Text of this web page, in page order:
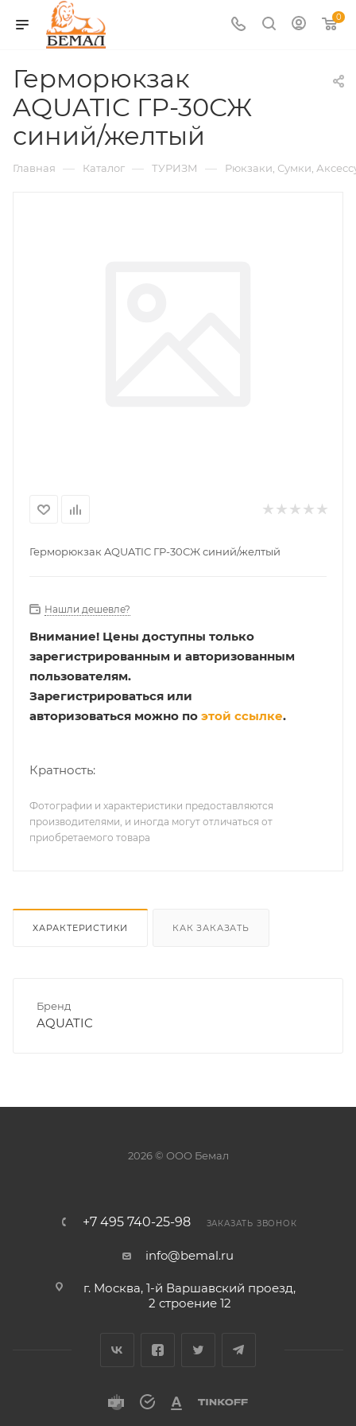
0
Герморюкзак
AQUATIC ГР-30СЖ
синий/желтый
Главная — Каталог — ТУРИЗМ — Рюкзаки, Сумки,
Герморюкзак AQUATIC ГР-30СЖ синий/желтый
Нашли дешевле?
Внимание! Цены доступны только
зарегистрированным и авторизованным
пользователям.
Зарегистрироваться или
авторизоваться можно по этой ссылке.
Кратность:
Фотографии и характеристики предоставляются
производителями, и иногда могут отличаться от
приобретаемого товара
ХАРАКТЕРИСТИКИ КАК ЗАКАЗАТЬ
Бренд
AQUATIC
2026 © ООО Бемал
+7 495 740-25-98 ЗАКАЗАТЬ ЗВОНОК
info@bemal.ru
г. Москва, 1-й Варшавский проезд,
2 строение 12